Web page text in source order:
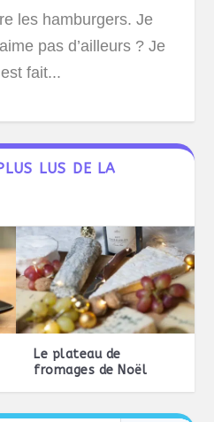
les hamburgers. Je
pas d’ailleurs ? Je
fait...
LUS DE LA
Le plateau de
fromages de Noël